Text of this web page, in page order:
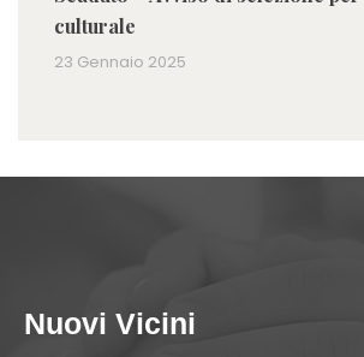
culturale
23 Gennaio 2025
Nuovi Vicini